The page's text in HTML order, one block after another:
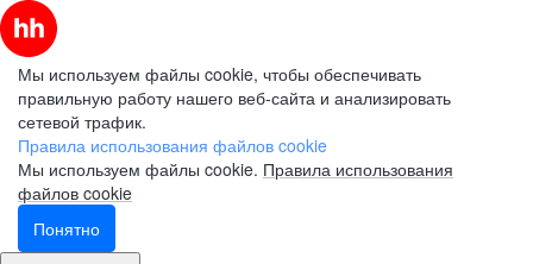
Мы используем файлы cookie, чтобы обеспечивать
правильную работу нашего веб-сайта и анализировать
сетевой трафик.
Правила использования файлов cookie
Мы используем файлы cookie. Правила использования
файлов cookie
Понятно